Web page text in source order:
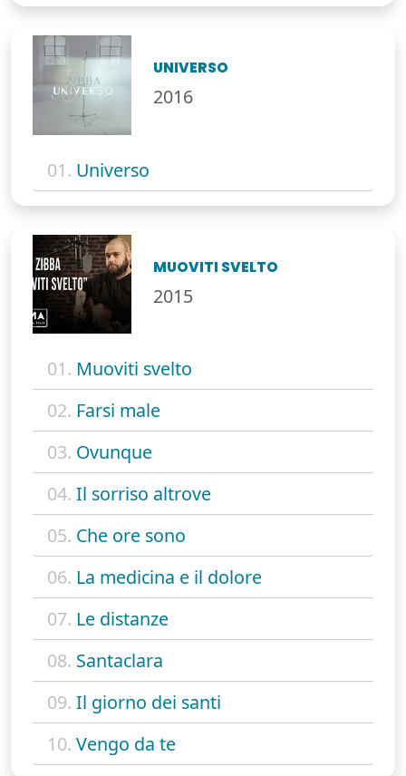
UNIVERSO
2016
01. Universo
MUOVITI SVELTO
2015
01. Muoviti svelto
02. Farsi male
03. Ovunque
04. Il sorriso altrove
05. Che ore sono
06. La medicina e il dolore
07. Le distanze
08. Santaclara
09. Il giorno dei santi
10. Vengo da te